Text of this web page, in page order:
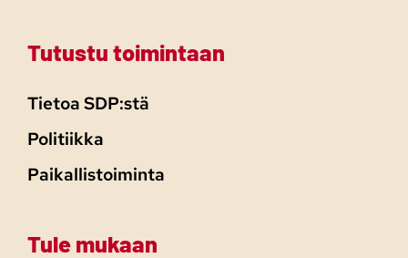
Tutustu toimintaan
Tietoa SDP:stä
Politiikka
Paikallistoiminta
Tule mukaan